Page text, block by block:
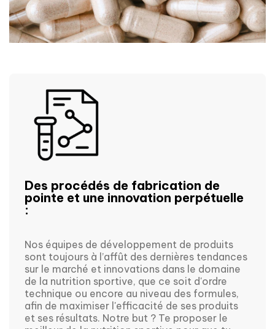
Des procédés de fabrication de
pointe et une innovation perpétuelle
:
Nos équipes de développement de produits
sont toujours à l’affût des dernières tendances
sur le marché et innovations dans le domaine
de la nutrition sportive, que ce soit d'ordre
technique ou encore au niveau des formules,
afin de maximiser l'efficacité de ses produits
et ses résultats. Notre but ? Te proposer le